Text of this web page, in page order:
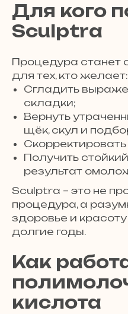
Для кого
Sculptra
Процедура станет
для тех, кто желает:
Сгладить
складки;
Вернуть
щёк, скул и
Получить
результат
Sculptra – это не
процедура, а
здоровье и
долгие годы.
Как
кислота